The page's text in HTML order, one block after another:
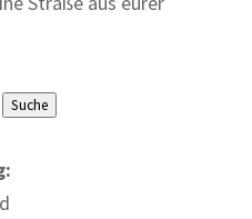
Suche